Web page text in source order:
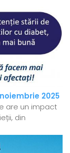
noiembrie 2025
are un impact
din